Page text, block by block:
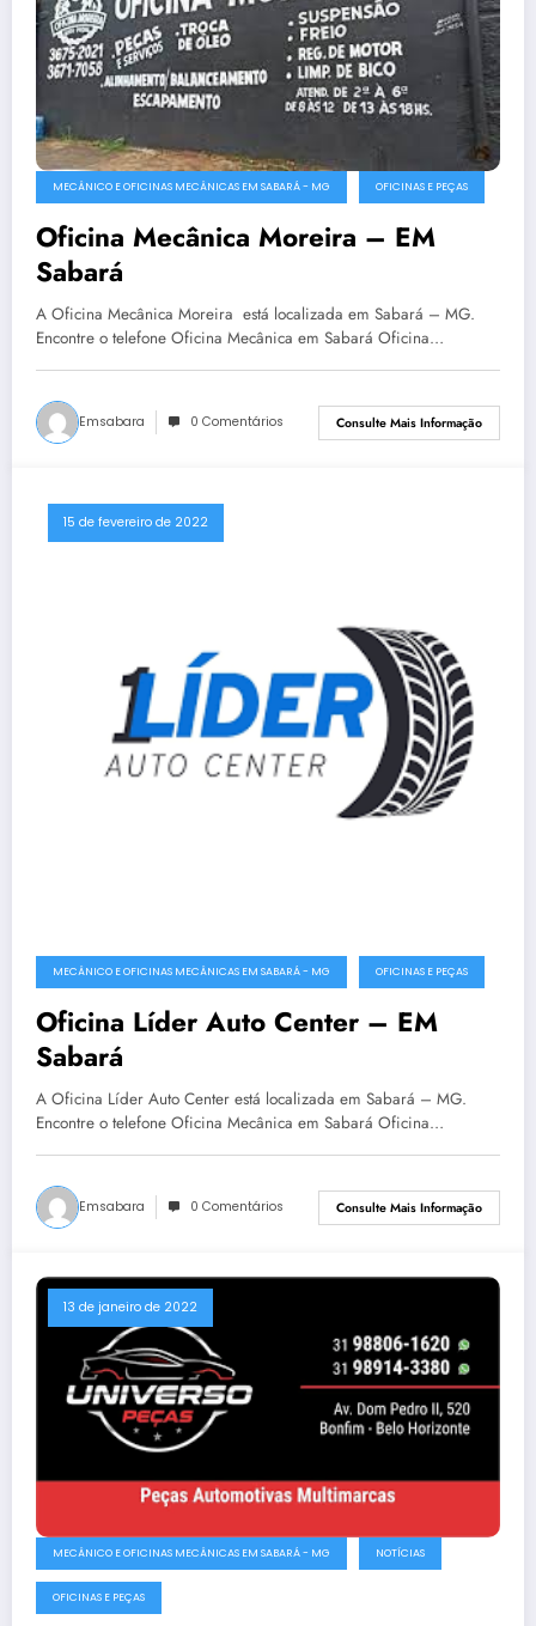
MECÂNICO E OFICINAS MECÂNICAS EM SABARÁ - MG OFICINAS E PEÇAS
Oficina Mecânica Moreira – EM
Sabará
A Oficina Mecânica Moreira está localizada em Sabará – MG.
Encontre o telefone Oficina Mecânica em Sabará Oficina…
Emsabara 0 Comentários Consulte Mais Informação
15 de fevereiro de 2022
MECÂNICO E OFICINAS MECÂNICAS EM SABARÁ - MG OFICINAS E PEÇAS
Oficina Líder Auto Center – EM
Sabará
A Oficina Líder Auto Center está localizada em Sabará – MG.
Encontre o telefone Oficina Mecânica em Sabará Oficina…
Emsabara 0 Comentários Consulte Mais Informação
13 de janeiro de 2022
MECÂNICO E OFICINAS MECÂNICAS EM SABARÁ - MG NOTÍCIAS
OFICINAS E PEÇAS